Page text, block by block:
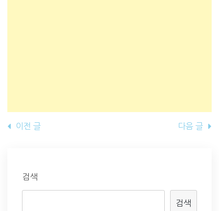
글이전 글 다음 글
검색
검색